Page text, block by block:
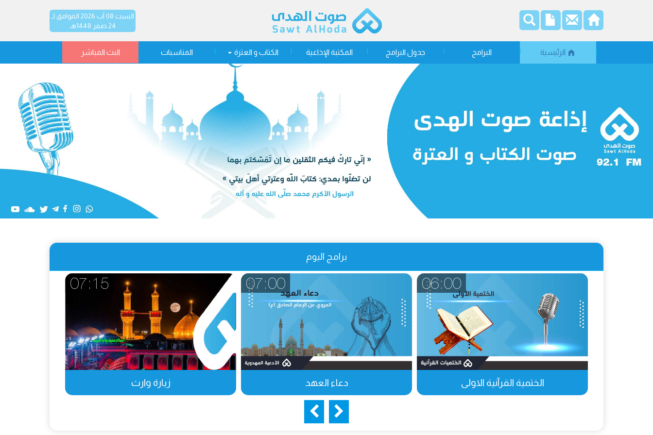
السبت 08 آب 2026 الموافق لـ
24 صفر 1448هـ
الرئيسية البرامج جدول البرامج المكتبة الإذاعية الكتاب و العترة المناسبات البث المباشر
برامج اليوم
06:00
الختمية القرآنية الاولى
07:00
دعاء العهد
07:15
زيارة وارث